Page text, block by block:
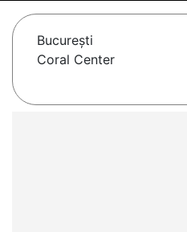
Bucureşti
Coral Center